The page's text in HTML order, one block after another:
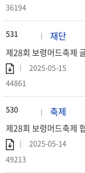
36194
531 재단
제28회 보령머드축제
2025-05-15
44861
530 축제
제28회 보령머드축제
2025-05-14
49213